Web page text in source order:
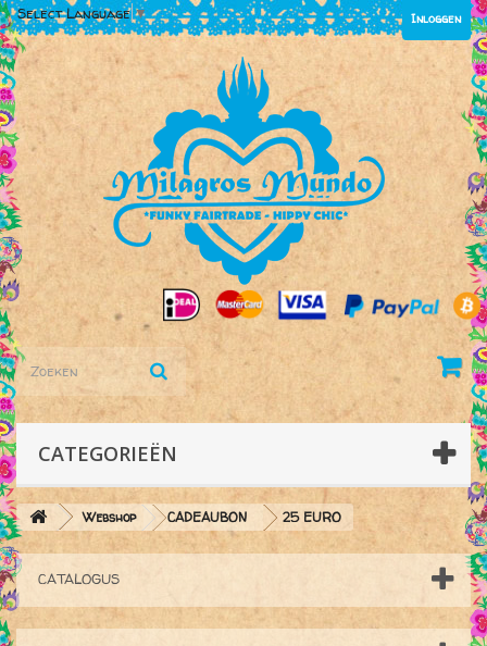
Inloggen
Select Language ▼
CATEGORIEËN
Webshop CADEAUBON 25 EURO
CATALOGUS